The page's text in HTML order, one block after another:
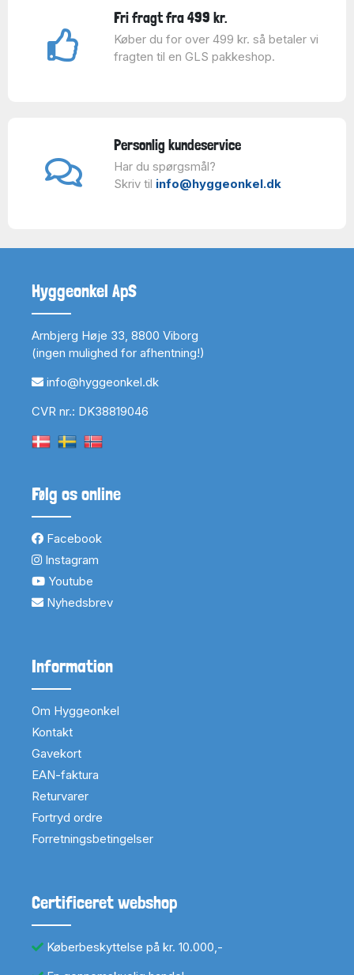
Fri fragt fra 499 kr.
Køber du for over 499 kr. så betaler vi
fragten til en GLS pakkeshop.
Personlig kundeservice
Har du spørgsmål?
Skriv til info@hyggeonkel.dk
Hyggeonkel ApS
Arnbjerg Høje 33, 8800 Viborg
(ingen mulighed for afhentning!)
info@hyggeonkel.dk
CVR nr.: DK38819046
Følg os online
Facebook
Instagram
Youtube
Nyhedsbrev
Information
Om Hyggeonkel
Kontakt
Gavekort
EAN-faktura
Returvarer
Fortryd ordre
Forretningsbetingelser
Certificeret webshop
Køberbeskyttelse på kr. 10.000,-